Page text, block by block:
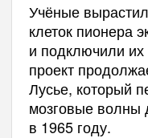
Учёные
клеток пионера
и подключили их
проект
Лусье, который
мозговые волны
в 1965 году.